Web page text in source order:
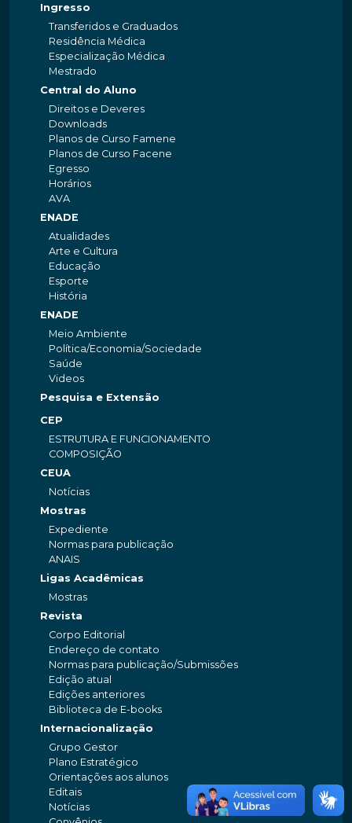
Ingresso
Transferidos e Graduados
Residência Médica
Especialização Médica
Mestrado
Central do Aluno
Direitos e Deveres
Downloads
Planos de Curso Famene
Planos de Curso Facene
Egresso
Horários
AVA
ENADE
Atualidades
Arte e Cultura
Educação
Esporte
História
ENADE
Meio Ambiente
Política/Economia/Sociedade
Saúde
Videos
Pesquisa e Extensão
CEP
ESTRUTURA E FUNCIONAMENTO
COMPOSIÇÃO
CEUA
Notícias
Mostras
Expediente
Normas para publicação
ANAIS
Ligas Acadêmicas
Mostras
Revista
Corpo Editorial
Endereço de contato
Normas para publicação/Submissões
Edição atual
Edições anteriores
Biblioteca de E-books
Internacionalização
Grupo Gestor
Plano Estratégico
Orientações aos alunos
Editais
Notícias